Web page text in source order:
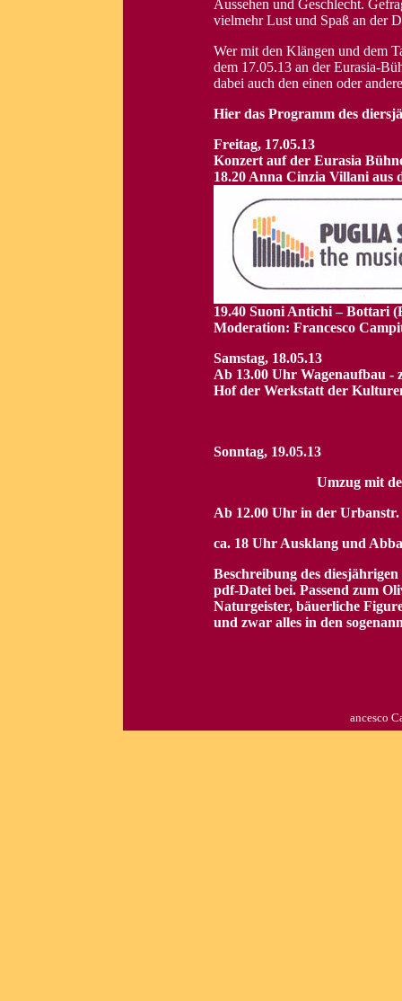
Aussehen und Geschlecht.
vielmehr Lust und Spaß an der
Wer mit den Klängen und dem
dem 17.05.13 an der Eurasia-
dabei auch den einen oder
Hier das Programm des
Freitag, 17.05.13
Konzert auf der Eurasia
18.20 Anna Cinzia Villani aus
19.40 Suoni Antichi – Bottari
Moderation: Francesco
Samstag, 18.05.13
Ab 13.00 Uhr Wagenaufbau -
Hof der Werkstatt der
Sonntag, 19.05.13
Umzug mit
Ab 12.00 Uhr in der
ca. 18 Uhr Ausklang und
Beschreibung des
pdf-Datei bei. Passend zum
Naturgeister, bäuerliche
und zwar alles in den
ancesco